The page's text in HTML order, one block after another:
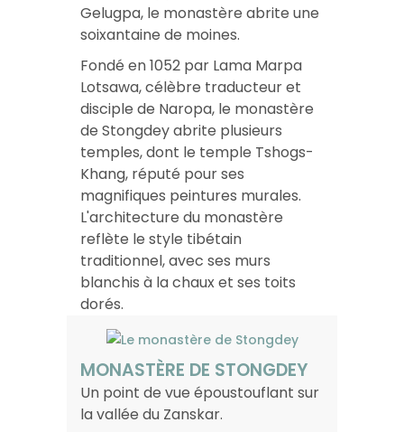
Gelugpa, le monastère abrite une
soixantaine de moines.
Fondé en 1052 par Lama Marpa
Lotsawa, célèbre traducteur et
disciple de Naropa, le monastère
de Stongdey abrite plusieurs
temples, dont le temple Tshogs-
Khang, réputé pour ses
magnifiques peintures murales.
L'architecture du monastère
reflète le style tibétain
traditionnel, avec ses murs
blanchis à la chaux et ses toits
dorés.
MONASTÈRE DE STONGDEY
Un point de vue époustouflant sur
la vallée du Zanskar.